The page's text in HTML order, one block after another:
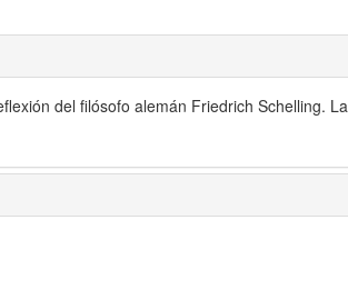
del filósofo alemán Friedrich Schelling. La